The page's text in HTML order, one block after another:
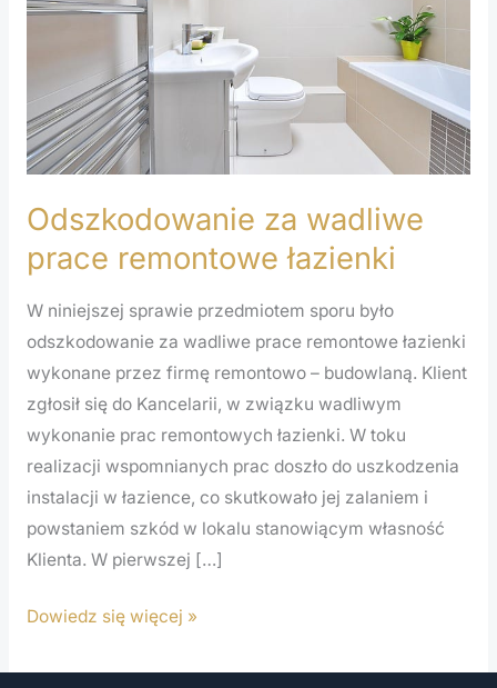
Odszkodowanie za wadliwe
prace remontowe łazienki
W niniejszej sprawie przedmiotem sporu było
odszkodowanie za wadliwe prace remontowe łazienki
wykonane przez firmę remontowo – budowlaną. Klient
zgłosił się do Kancelarii, w związku wadliwym
wykonanie prac remontowych łazienki. W toku
realizacji wspomnianych prac doszło do uszkodzenia
instalacji w łazience, co skutkowało jej zalaniem i
powstaniem szkód w lokalu stanowiącym własność
Klienta. W pierwszej […]
remontowe
Dowiedz się więcej »